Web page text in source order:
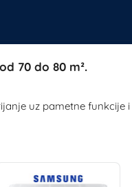
70 do 80 m².
uz pametne